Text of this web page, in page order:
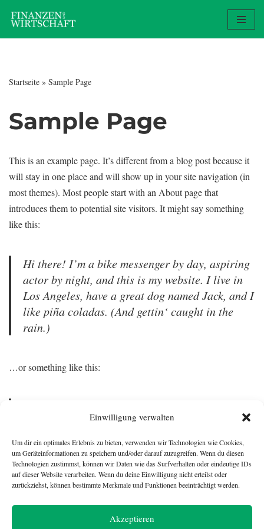
Einwilligung verwalten
Um dir ein optimales Erlebnis zu bieten, verwenden wir Technologien wie Cookies,
um Geräteinformationen zu speichern und/oder darauf zuzugreifen. Wenn du diesen
Technologien zustimmst, können wir Daten wie das Surfverhalten oder eindeutige IDs
auf dieser Website verarbeiten. Wenn du deine Einwilligung nicht erteilst oder
zurückziehst, können bestimmte Merkmale und Funktionen beeinträchtigt werden.
Akzeptieren
Startseite » Sample Page
Sample Page
This is an example page. It’s different from a blog post because it
will stay in one place and will show up in your site navigation (in
most themes). Most people start with an About page that
introduces them to potential site visitors. It might say something
like this:
Hi there! I’m a bike messenger by day, aspiring
actor by night, and this is my website. I live in
Los Angeles, have a great dog named Jack, and I
like piña coladas. (And gettin‘ caught in the
rain.)
…or something like this:
1971, and has been providing quality
doohickeys to the public ever since. Located in
Gotham City, XYZ employs over 2,000 people
and does all kinds of awesome things for the
Gotham community.
As a new WordPress user, you should go to